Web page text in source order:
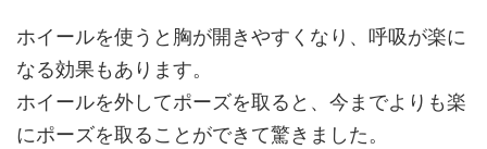
ホイールを使うと胸が開きやすくなり、呼吸が楽に
なる効果もあります。
ホイールを外してポーズを取ると、今までよりも楽
にポーズを取ることができて驚きました。